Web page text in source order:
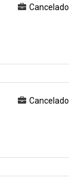
Cancelado
Cancelado